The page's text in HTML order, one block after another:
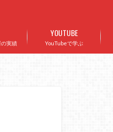
実績 YouTubeで学ぶ
YOUTUBE